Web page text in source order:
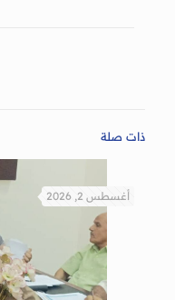
ذات صلة
أغسطس 2, 2026